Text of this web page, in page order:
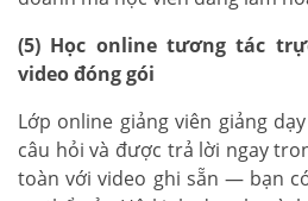
(5) Học online tương tác
video đóng gói
Lớp online giảng viên giảng
câu hỏi và được trả lời ngay
toàn với video ghi sẵn — bạn